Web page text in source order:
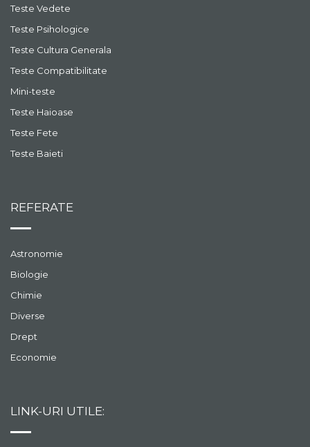
Teste Vedete
Teste Psihologice
Teste Cultura Generala
Teste Compatibilitate
Mini-teste
Teste Haioase
Teste Fete
Teste Baieti
REFERATE
Astronomie
Biologie
Chimie
Diverse
Drept
Economie
LINK-URI UTILE: